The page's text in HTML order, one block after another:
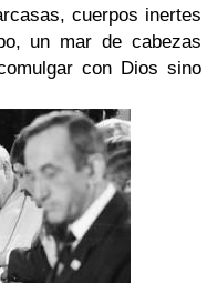
cuerpos inertes
un mar de cabezas
con Dios sino